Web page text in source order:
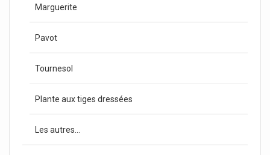
Marguerite
Pavot
Tournesol
Plante aux tiges dressées
Les autres...